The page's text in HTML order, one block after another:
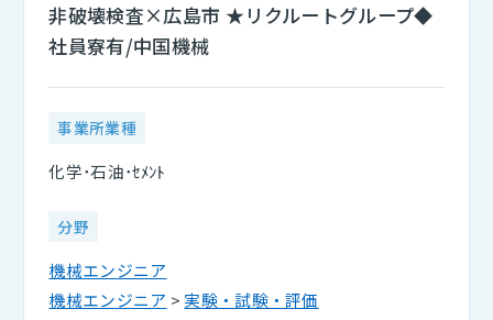
非破壊検査×広島市 ★リクルートグループ◆
社員寮有/中国機械
事業所業種
化学･石油･ｾﾒﾝﾄ
分野
機械エンジニア
機械エンジニア > 実験・試験・評価